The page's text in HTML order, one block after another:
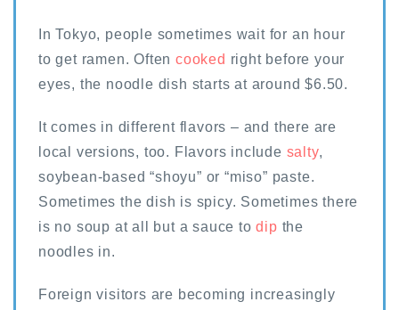
In Tokyo, people sometimes wait for an hour
to get ramen. Oftencooked right before your
eyes, the noodle dish starts at around $6.50.
It comes in different flavors – and there are
local versions, too. Flavors include salty,
soybean-based “shoyu” or “miso” paste.
Sometimes the dish is spicy. Sometimes there
is no soup at all but a sauce todip the
noodles in.
Foreign visitors are becoming increasingly